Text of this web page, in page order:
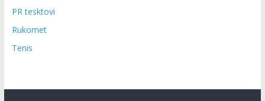
PR tesktovi
Rukomet
Tenis